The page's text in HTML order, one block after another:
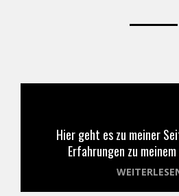
Hier geht es zu meiner
Erfahrungen zu